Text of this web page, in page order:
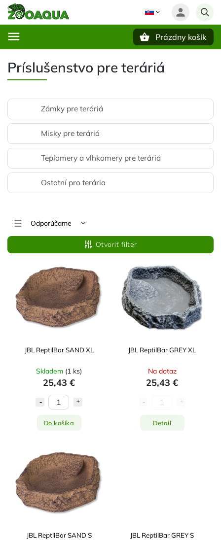
Prázdny košík
Príslušenstvo pre teráriá
Zámky pre teráriá
Misky pre teráriá
Teplomery a vlhkomery pre teráriá
Ostatní pro terária
Odporúčame
Najlacnejšie
Najdrahšie
Najpredávanejšie
Abecedne
Otvoriť filter
JBL ReptilBar SAND XL
Skladem (1 ks)
25,43 €
Do košíka
JBL ReptilBar GREY XL
Na dotaz
25,43 €
Detail
JBL ReptilBar SAND S JBL ReptilBar GREY S